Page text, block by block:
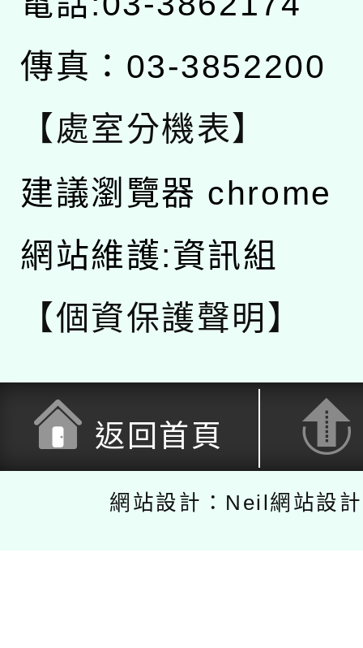
傳真：03-3852200
【處室分機表】
建議瀏覽器 chrome
網站維護:資訊組
【個資保護聲明】
返回首頁
網站設計：Neil網站設